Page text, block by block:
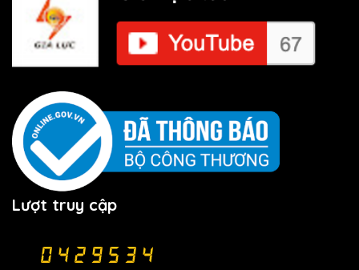
Lượt truy cập